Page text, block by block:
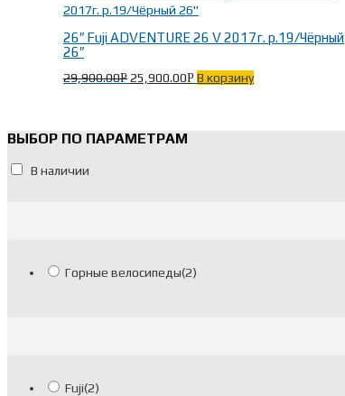
26″ Fuji ADVENTURE 26 V 2017г. р.19/Чёрный
26″
29,900.00Р 25,900.00Р В корзину
ВЫБОР ПО ПАРАМЕТРАМ
В наличии
Горные велосипеды(2)
Fuji(2)